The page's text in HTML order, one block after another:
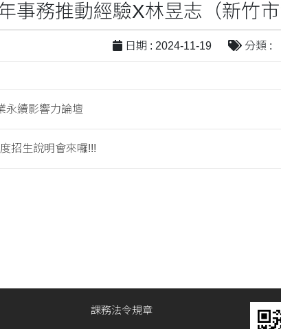
事務推動經驗X林昱志（新竹市
日期 : 2024-11-19 分類 :
永續影響力論壇
招生說明會來囉!!!
課務法令規章